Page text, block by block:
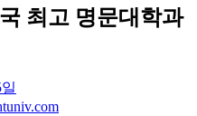
최고 명문대학과